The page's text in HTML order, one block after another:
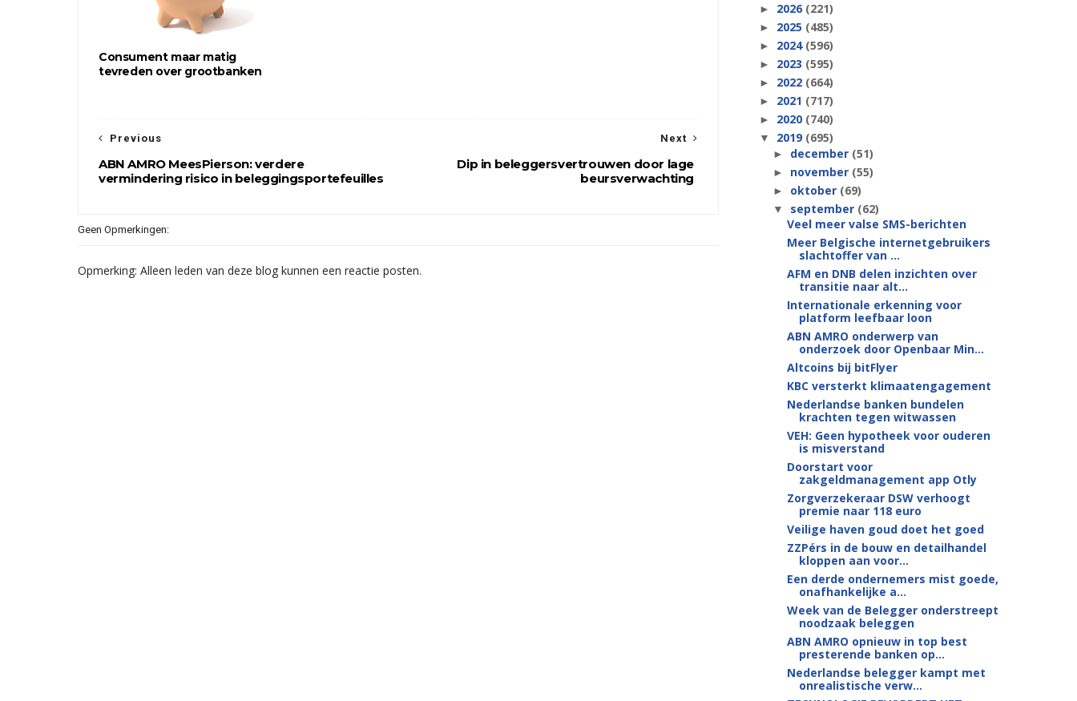
Consument maar matig
tevreden over grootbanken
Next
Dip in beleggersvertrouwen door lage
beursverwachting
Previous
ABN AMRO MeesPierson: verdere
vermindering risico in beleggingsportefeuilles
Geen Opmerkingen:
Opmerking: Alleen leden van deze blog kunnen een reactie posten.
► 2026 (221)
► 2025 (485)
► 2024 (596)
► 2023 (595)
► 2022 (664)
► 2021 (717)
► 2020 (740)
▼ 2019 (695)
► december (51)
► november (55)
► oktober (69)
▼ september (62)
Veel meer valse SMS-berichten
Meer Belgische internetgebruikers
slachtoffer van ...
AFM en DNB delen inzichten over
transitie naar alt...
Internationale erkenning voor
platform leefbaar loon
ABN AMRO onderwerp van
onderzoek door Openbaar Min...
Altcoins bij bitFlyer
KBC versterkt klimaatengagement
Nederlandse banken bundelen
krachten tegen witwassen
VEH: Geen hypotheek voor ouderen
is misverstand
Doorstart voor
zakgeldmanagement app Otly
Zorgverzekeraar DSW verhoogt
premie naar 118 euro
Veilige haven goud doet het goed
ZZPérs in de bouw en detailhandel
kloppen aan voor...
Een derde ondernemers mist goede,
onafhankelijke a...
Week van de Belegger onderstreept
noodzaak beleggen
ABN AMRO opnieuw in top best
presterende banken op...
Nederlandse belegger kampt met
onrealistische verw...